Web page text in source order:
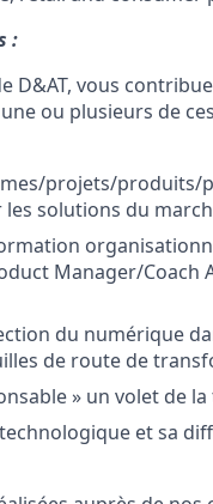
:
D&AT, vous
ou plusieurs de
projets/produits/
solutions du
Manager/Coach
du numérique
de route de
» un volet de
et sa